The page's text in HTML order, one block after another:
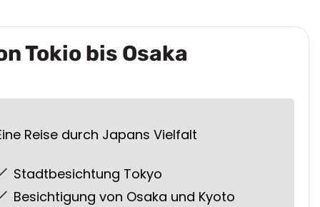
Tokio bis Osaka
Reise durch Japans Vielfalt
Stadtbesichtung Tokyo
Besichtigung von Osaka und Kyoto